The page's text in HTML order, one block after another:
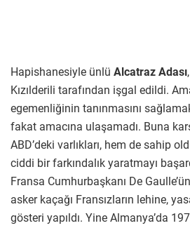
Hapishanesiyle ünlü Alcatraz Adası
Kızılderili tarafından işgal edildi.
egemenliğinin tanınmasını
fakat amacına ulaşamadı. Buna
ABD’deki varlıkları, hem de sahip
ciddi bir farkındalık yaratmayı
Fransa Cumhurbaşkanı De
asker kaçağı Fransızların lehine,
gösteri yapıldı. Yine Almanya’da